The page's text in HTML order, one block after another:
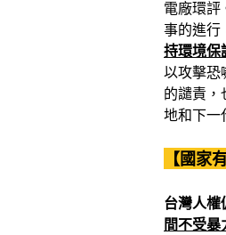
電廠環評
事的進行
持環境保
以攻擊恐
的譴責，
地和下一
【國家
台灣人權
間不受暴